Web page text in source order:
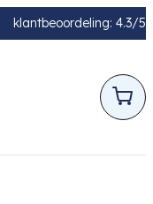
klantbeoordeling: 4.3/5